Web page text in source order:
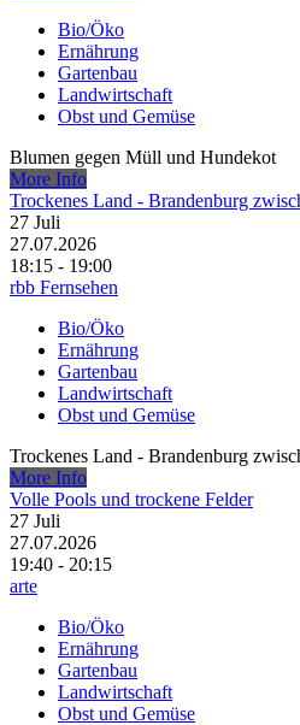
Bio/Öko
Ernährung
Gartenbau
Landwirtschaft
Obst und Gemüse
Blumen gegen Müll und Hundekot
More Info
Trockenes Land - Brandenburg
27 Juli
27.07.2026
18:15 - 19:00
rbb Fernsehen
Bio/Öko
Ernährung
Gartenbau
Landwirtschaft
Obst und Gemüse
Trockenes Land - Brandenburg
More Info
Volle Pools und trockene Felder
27 Juli
27.07.2026
19:40 - 20:15
arte
Bio/Öko
Ernährung
Gartenbau
Landwirtschaft
Obst und Gemüse